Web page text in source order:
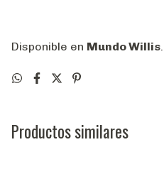
Disponible en Mundo Willis
Productos similares